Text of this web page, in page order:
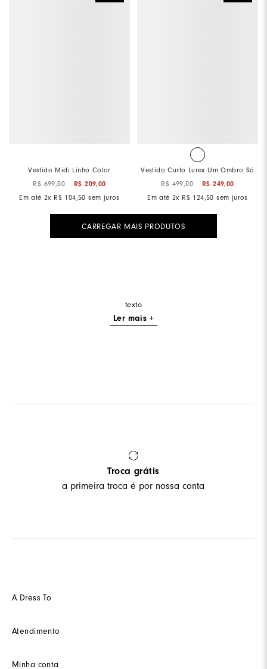
Vestido Midi Linho Color
R$ 699,00 R$ 209,00
Em até 2x R$ 104,50 sem juros
Vestido Curto Lurex Um Ombro Só
R$ 499,00 R$ 249,00
Em até 2x R$ 124,50 sem juros
texto
Ler mais +
Troca grátis
a primeira troca é por nossa conta
A Dress To
Futuro
Seja um(a) cliente multimarca
Atendimento
Minha conta